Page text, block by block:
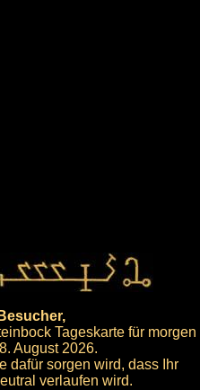
Tageskarte für morgen
August 2026.
dafür sorgen wird, dass Ihr
verlaufen wird.